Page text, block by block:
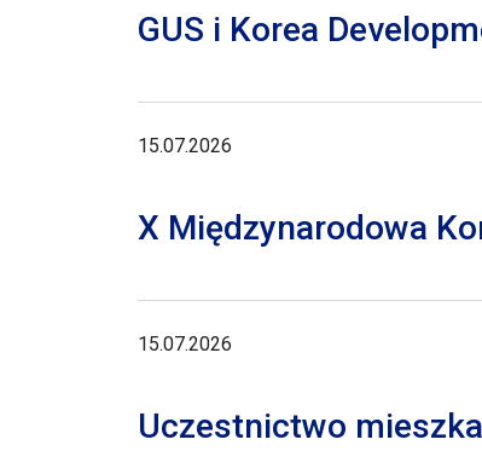
GUS i Korea
15.07.2026
X Międzynarodowa
15.07.2026
Uczestnictwo